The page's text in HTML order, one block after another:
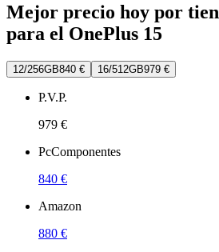
Mejor precio hoy por
para el OnePlus 15
12/256GB840 € 16/512GB979 €
P.V.P.
979 €
PcComponentes
840 €
Amazon
880 €